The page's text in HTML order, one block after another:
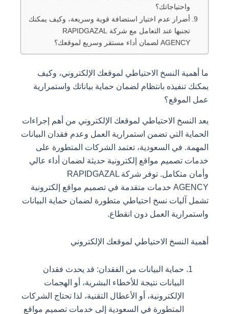
واحتياجاتك؟
أضرار عدم اختيار استضافة قوية وسريعة، وكيف يمكنك
تجنبها عند التعامل مع شركة RAPIDGAZAL
AGENCY لضمان أداء مستقر وسريع لموقعك؟
ما أهمية النسخ الاحتياطي لموقعك الإلكتروني، وكيف
يمكنك تنفيذه بانتظام لضمان حماية بياناتك واستمرارية
عمل الموقع؟
يعد النسخ الاحتياطي لموقعك الإلكتروني من أهم إجراءات
الحماية التي تضمن استمرارية العمل وعدم فقدان البيانات
المهمة. في السعودية، تعتمد الشركات المتطورة على
خدمات تصميم مواقع إلكترونية حديثة لضمان أداء عالي
وأمان متكامل. توفر شركة RAPIDGAZAL
AGENCY خدمات متقدمة في تصميم مواقع إلكترونية
تشمل آليات نسخ احتياطي متطورة لضمان حماية البيانات
واستمرارية العمل دون انقطاع.
أهمية النسخ الاحتياطي لموقعك الإلكتروني
حماية البيانات من الفقدان: قد يحدث فقدان
البيانات نتيجة للأخطاء البشرية، أو الهجمات
الإلكترونية، أو الأعطال التقنية، لذا تحتاج الشركات
المتطورة في السعودية إلى خدمات تصميم مواقع